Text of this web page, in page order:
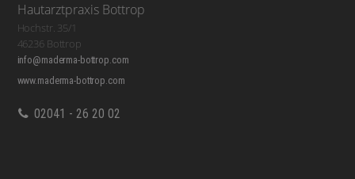
Hautarztpraxis Bottrop
Hochstr. 35/1
46236 Bottrop
info@maderma-bottrop.com
www.maderma-bottrop.com
02041 - 26 20 02